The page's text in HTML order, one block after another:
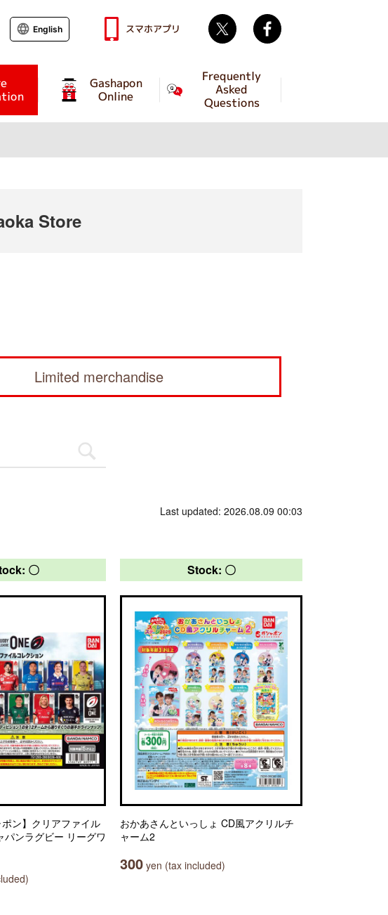
Gashapon
Online
Frequently
Asked
Questions
English スマホアプリ Twitter
Store
Limited merchandise
Last updated: 2026.08.09 00:03
〇
ポン】クリアファイル
パンラグビー リーグワ
Stock: 〇
おかあさんといっしょ CD風アクリルチ
ャーム2
300 yen (tax included)